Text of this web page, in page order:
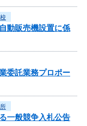
動販売機設置に係
委託業務プロポー
一般競争入札公告